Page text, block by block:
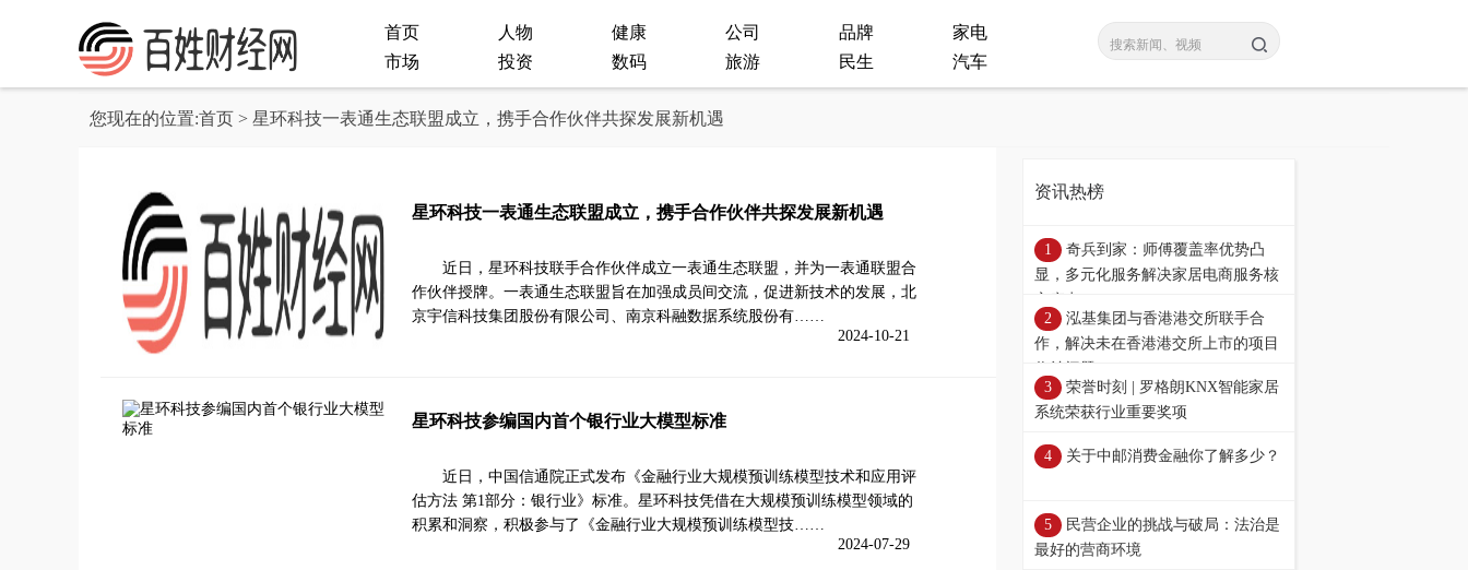
首页 人物 健康 公司 品牌
家电
市场
投资 数码 旅游 民生 汽车
您现在的位置:首页 > 星环科技一表通生态联盟成立，携手合作伙伴共探发展新机遇
星环科技一表通生态联盟成立，携手合作伙伴共探发展新机遇
近日，星环科技联手合作伙伴成立一表通生态联盟，并为一表通联盟合
作伙伴授牌。一表通生态联盟旨在加强成员间交流，促进新技术的发展，北
京宇信科技集团股份有限公司、南京科融数据系统股份有……
2024-10-21
星环科技参编国内首个银行业大模型标准
近日，中国信通院正式发布《金融行业大规模预训练模型技术和应用评
估方法 第1部分：银行业》标准。星环科技凭借在大规模预训练模型领域的
积累和洞察，积极参与了《金融行业大规模预训练模型技……
2024-07-29
资讯热榜
奇兵到家：师傅覆盖率优势凸
显，多元化服务解决家居电商服务核
泓基集团与香港港交所联手合
作，解决未在香港港交所上市的项目
荣誉时刻 | 罗格朗KNX智能家居
系统荣获行业重要奖项
关于中邮消费金融你了解多少？
民营企业的挑战与破局：法治是
最好的营商环境